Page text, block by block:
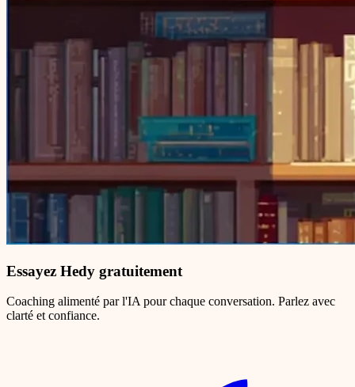
Essayez Hedy gratuitement
Coaching alimenté par l'IA pour chaque conversation. Parlez avec
clarté et confiance.